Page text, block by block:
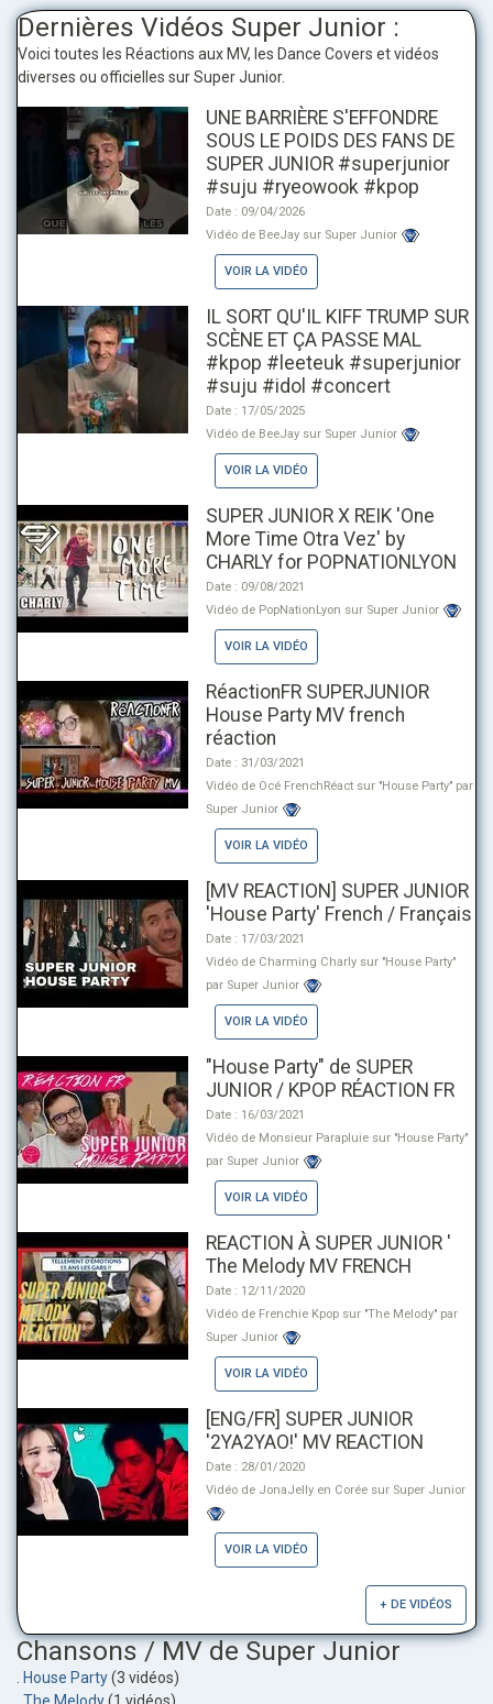
Dernières Vidéos Super Junior :
Voici toutes les Réactions aux MV, les Dance Covers et vidéos
diverses ou officielles sur Super Junior.
UNE BARRIÈRE S'EFFONDRE
SOUS LE POIDS DES FANS DE
SUPER JUNIOR #superjunior
#suju #ryeowook #kpop
Date : 09/04/2026
Vidéo de BeeJay sur Super Junior
VOIR LA VIDÉO
IL SORT QU'IL KIFF TRUMP SUR
SCÈNE ET ÇA PASSE MAL
#kpop #leeteuk #superjunior
#suju #idol #concert
Date : 17/05/2025
Vidéo de BeeJay sur Super Junior
VOIR LA VIDÉO
SUPER JUNIOR X REIK 'One
More Time Otra Vez' by
CHARLY for POPNATIONLYON
Date : 09/08/2021
Vidéo de PopNationLyon sur Super Junior
VOIR LA VIDÉO
RéactionFR SUPERJUNIOR
House Party MV french
réaction
Date : 31/03/2021
Vidéo de Océ FrenchRéact sur "House Party" par
Super Junior
VOIR LA VIDÉO
[MV REACTION] SUPER JUNIOR
'House Party' French / Français
Date : 17/03/2021
Vidéo de Charming Charly sur "House Party"
par Super Junior
VOIR LA VIDÉO
"House Party" de SUPER
JUNIOR / KPOP RÉACTION FR
Date : 16/03/2021
Vidéo de Monsieur Parapluie sur "House Party"
par Super Junior
VOIR LA VIDÉO
REACTION À SUPER JUNIOR '
The Melody MV FRENCH
Date : 12/11/2020
Vidéo de Frenchie Kpop sur "The Melody" par
Super Junior
VOIR LA VIDÉO
[ENG/FR] SUPER JUNIOR
'2YA2YAO!' MV REACTION
Date : 28/01/2020
Vidéo de JonaJelly en Corée sur Super Junior
VOIR LA VIDÉO
+ DE VIDÉOS
Chansons / MV de Super Junior
House Party(3 vidéos)